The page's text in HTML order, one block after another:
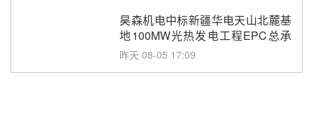
昊森机电中标新疆华电天山北麓基
地100MW光热发电工程EPC总承
包项目熔盐介质超声波流量计采购
昨天 08-05 17:09